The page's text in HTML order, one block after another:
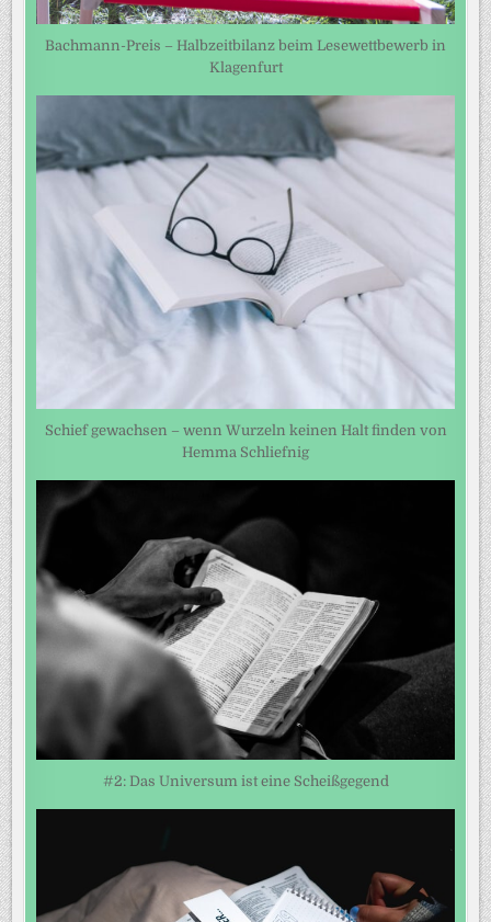
Bachmann-Preis – Halbzeitbilanz beim Lesewettbewerb in
Klagenfurt
Schief gewachsen – wenn Wurzeln keinen Halt finden von
Hemma Schliefnig
#2: Das Universum ist eine Scheißgegend